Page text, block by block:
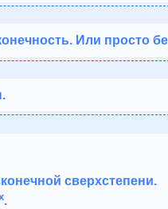
Или просто
сверхстепени.
.